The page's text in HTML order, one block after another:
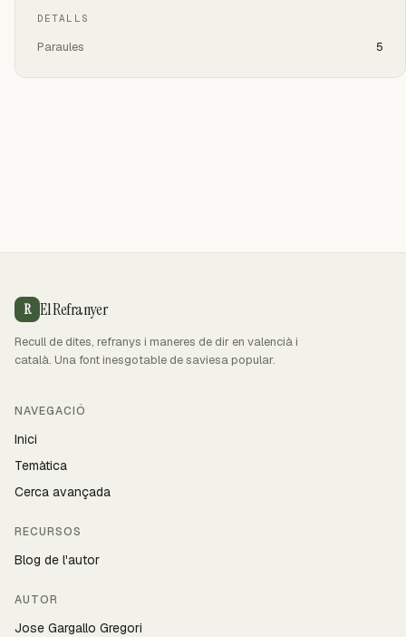
DETALLS
Paraules 5
R El Refranyer
Recull de dites, refranys i maneres de dir en valencià i
català. Una font inesgotable de saviesa popular.
NAVEGACIÓ
Inici
Temàtica
Cerca avançada
RECURSOS
Blog de l'autor
AUTOR
Jose Gargallo Gregori